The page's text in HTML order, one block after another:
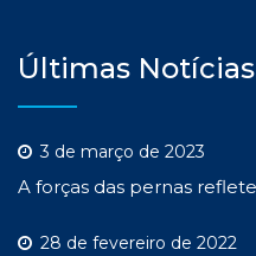
Últimas Notícias
3 de março de 2023
A forças das pernas
28 de fevereiro de 2022